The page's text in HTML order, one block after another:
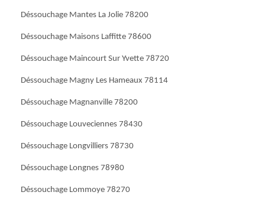
Déssouchage Mantes La Jolie 78200
Déssouchage Maisons Laffitte 78600
Déssouchage Maincourt Sur Yvette 78720
Déssouchage Magny Les Hameaux 78114
Déssouchage Magnanville 78200
Déssouchage Louveciennes 78430
Déssouchage Longvilliers 78730
Déssouchage Longnes 78980
Déssouchage Lommoye 78270